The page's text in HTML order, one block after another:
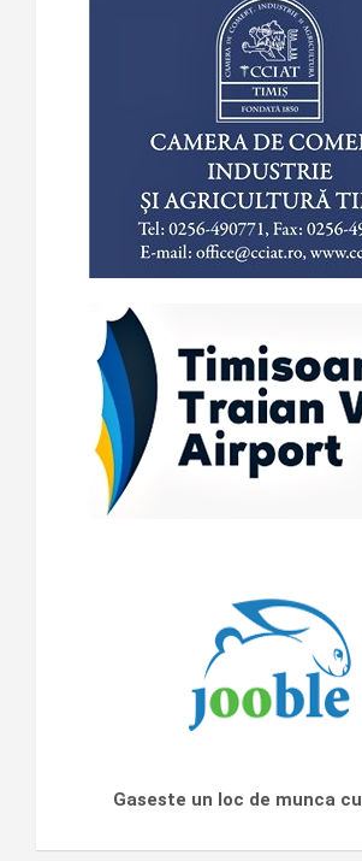
Gaseste un loc de munca cu